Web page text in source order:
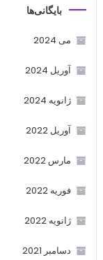
بایگانی‌ها
می 2024
آوریل 2024
ژانویه 2024
آوریل 2022
مارس 2022
فوریه 2022
ژانویه 2022
دسامبر 2021